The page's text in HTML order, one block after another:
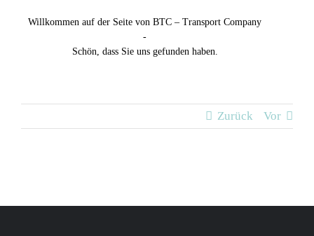
Willkommen auf der Seite von BTC – Transport Company
-
Schön, dass Sie uns gefunden haben.
Zurück Vor